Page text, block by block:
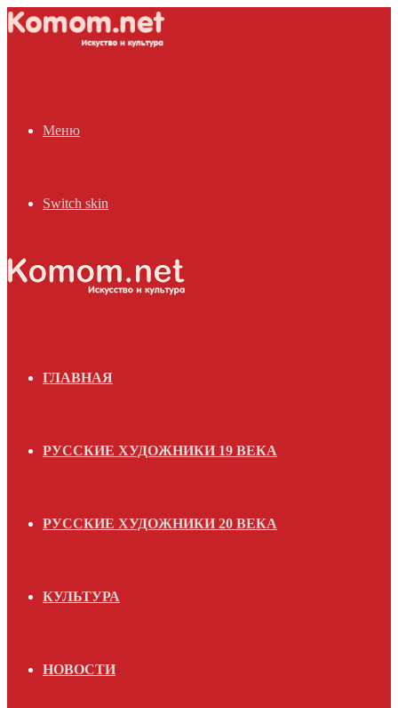
Меню
Switch skin
ГЛАВНАЯ
РУССКИЕ ХУДОЖНИКИ 19 ВЕКА
РУССКИЕ ХУДОЖНИКИ 20 ВЕКА
КУЛЬТУРА
НОВОСТИ